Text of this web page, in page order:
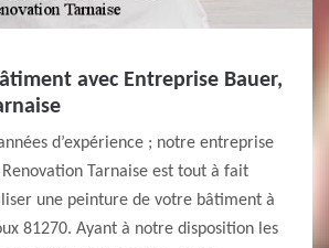
avec Entreprise Bauer,
d’expérience ; notre entreprise
Tarnaise est tout à fait
une peinture de votre bâtiment à
81270. Ayant à notre disposition les